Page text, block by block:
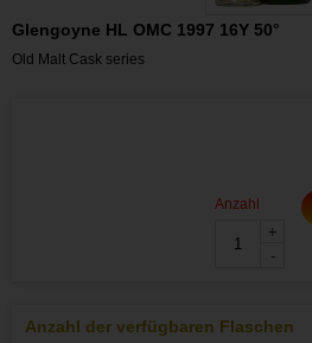
Glengoyne HL OMC 1997 16Y 50°
Old Malt Cask series
Anzahl
+
-
Anzahl der verfügbaren Flaschen